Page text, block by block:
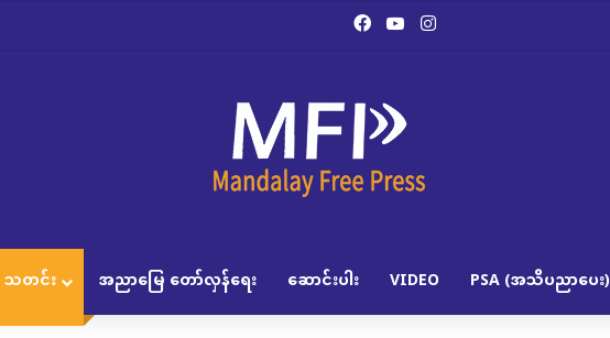
Facebook
YouTubeInstagram
သတင်း အညာမြေ တော်လှန်ရေး ဆောင်းပါး VIDEO PSA (အသိပညာပေး)